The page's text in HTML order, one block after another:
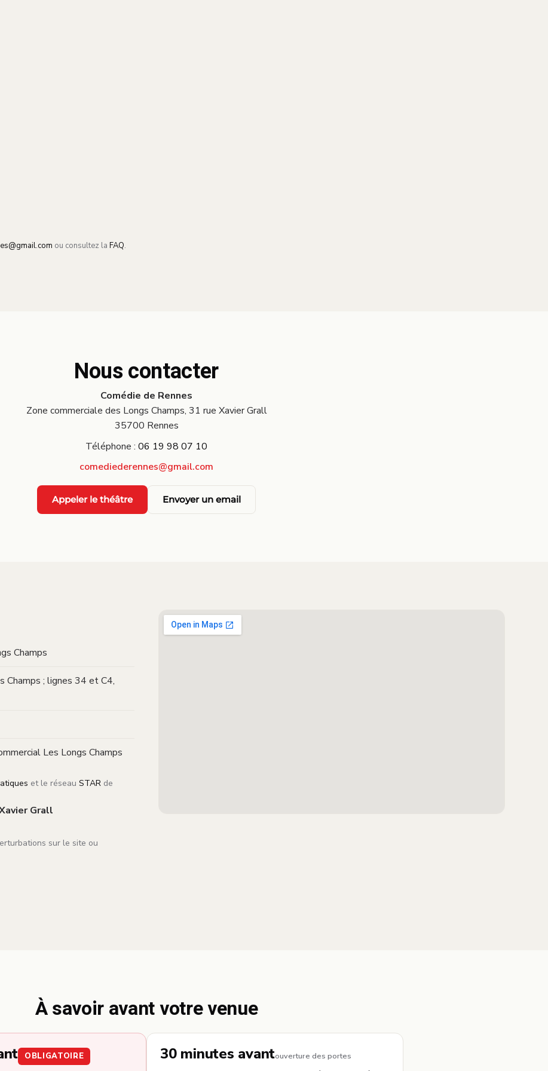
ou consultez la FAQ.
Nous contacter
Comédie de Rennes
Zone commerciale des Longs Champs, 31 rue Xavier Grall
35700 Rennes
Téléphone : 06 19 98 07 10
comediederennes@gmail.com
Appeler le théâtre Envoyer un email
Champs
Champs ; lignes 34 et C4,
Les Longs Champs
et le réseau STAR de
Grall
sur le site ou
À savoir avant votre venue
OBLIGATOIRE 30 minutes avantouverture des portes